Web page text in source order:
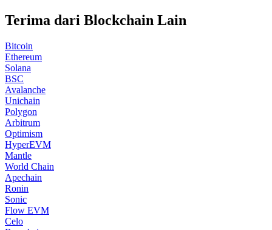
Terima dari Blockchain Lain
Bitcoin
Ethereum
Solana
BSC
Avalanche
Unichain
Polygon
Arbitrum
Optimism
HyperEVM
Mantle
World Chain
Apechain
Ronin
Sonic
Flow EVM
Celo